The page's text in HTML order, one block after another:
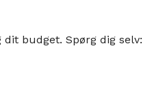
budget. Spørg dig selv: